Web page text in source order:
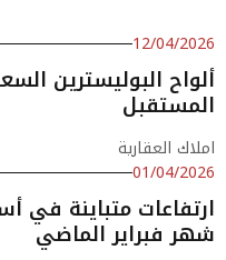
12/04/2026
ألواح البوليسترين
المستقبل
املاك العقارية
01/04/2026
ارتفاعات متباينة في
شهر فبراير الماضي